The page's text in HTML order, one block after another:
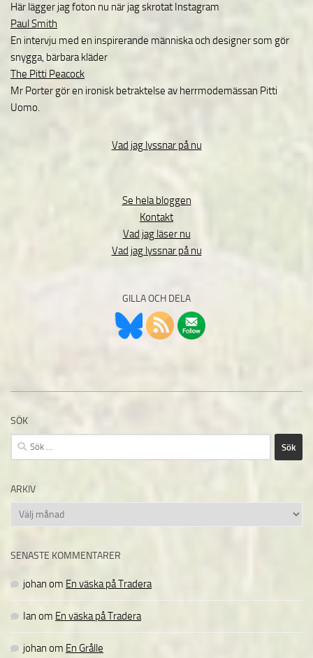
Här lägger jag foton nu när jag skrotat Instagram
Paul Smith
En intervju med en inspirerande människa och designer som gör
snygga, bärbara kläder
The Pitti Peacock
Mr Porter gör en ironisk betraktelse av herrmodemässan Pitti
Uomo.
Vad jag lyssnar på nu
Se hela bloggen
Kontakt
Vad jag läser nu
Vad jag lyssnar på nu
GILLA OCH DELA
SÖK
Sök
efter:
ARKIV
Arkiv
SENASTE KOMMENTARER
johan om En väska på Tradera
Ian om En väska på Tradera
johan om En Grålle